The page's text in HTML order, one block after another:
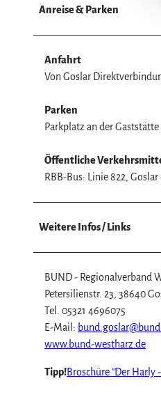
a
Anreise & Parken
Anfahrt
Von Goslar
Parken
Parkplatz an der
Öffentliche
RBB-Bus: Linie 822,
Weitere Infos / Links
BUND - Regionalverband
Petersilienstr. 23, 38640
Tel. 05321 4696075
E-Mail:
www.bund-westharz.de
Tipp!Broschüre "Der